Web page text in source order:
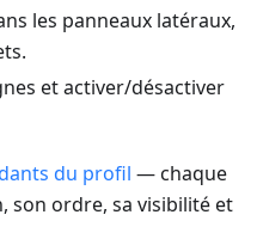
les panneaux latéraux,
et activer/désactiver
du profil — chaque
son ordre, sa visibilité et